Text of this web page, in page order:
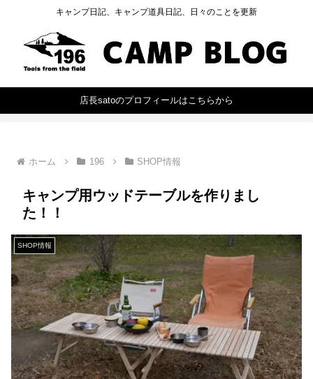
キャンプ日記、キャンプ道具日記、日々のことを更新
店長satoのプロフィールはこちらから
ホーム 196 SHOP情報
キャンプ用ウッドテーブルを作りまし
た！！
SHOP情報